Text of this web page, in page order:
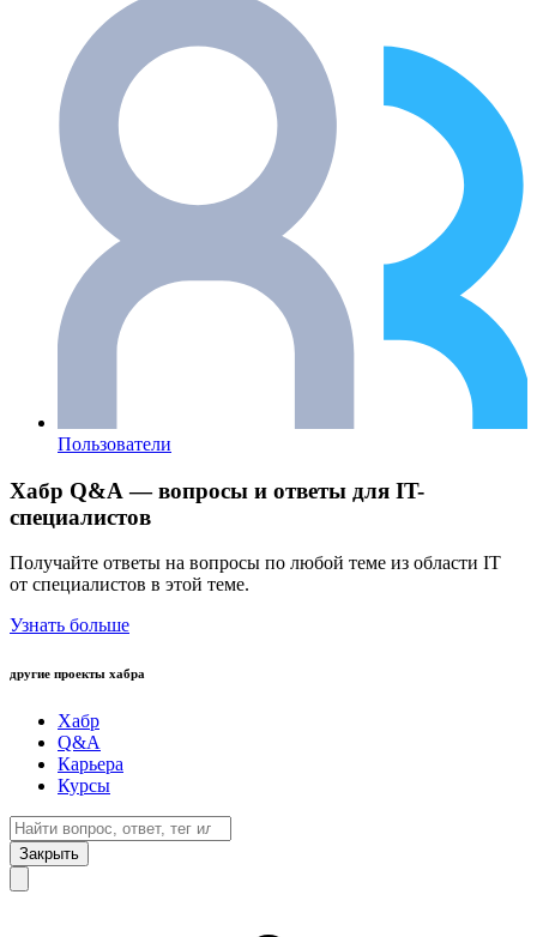
Пользователи
Хабр Q&A — вопросы и ответы для IT-
специалистов
Получайте ответы на вопросы по любой теме из области IT
от специалистов в этой теме.
Узнать больше
другие проекты хабра
Хабр
Q&A
Карьера
Курсы
Закрыть